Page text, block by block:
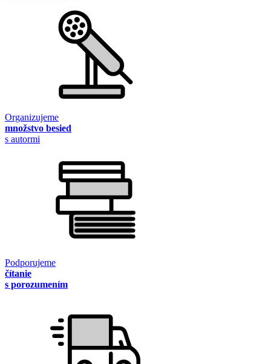
Organizujeme
množstvo besied
s autormi
Podporujeme
čítanie
s porozumením